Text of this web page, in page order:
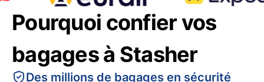
Pourquoi confier vos
bagages à Stasher
Des millions de bagages en sécurité